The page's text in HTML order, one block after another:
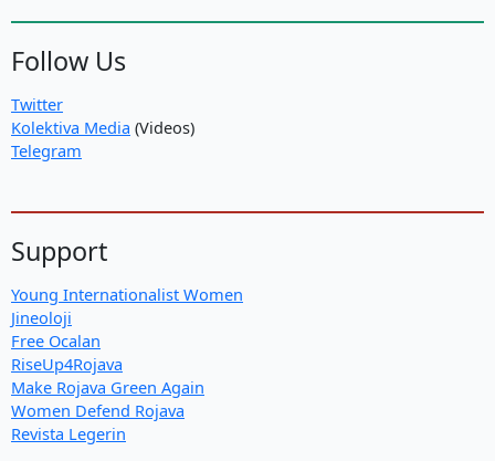
Follow Us
Twitter
Kolektiva Media (Videos)
Telegram
Support
Young Internationalist Women
Jineoloji
Free Ocalan
RiseUp4Rojava
Make Rojava Green Again
Women Defend Rojava
Revista Legerin